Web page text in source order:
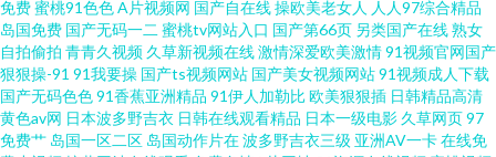
91 午夜剧场东京热 亚洲女性黄页网站 自拍超碰天天看 91亚色视频 99超超碰
18岁18岁黄色 精品成人精品 美国性福福利导航 欧美黄色网址 人妖视频ts 日
韩色色 导航av 男人天堂aaaa 91色图区 国产酒店自拍 日本a黄 91超碰在线 超
免费蜜桃91色色A片视频网 国产自在线操欧美老女人 人人97综合精品
岛国免费 国产无码一二 蜜桃tv网站入口 国产第66页 另类国产在线熟女
自拍偷拍 青青久视频 久草新视频在线激情深爱欧美激情91视频官网国产
狠狠操-91 91我要操 国产ts视频网站 国产美女视频网站91视频成人下载
国产无码色色91香蕉亚洲精品 91伊人加勒比欧美狠狠插 日韩精品高清
黄色av网 日本波多野吉衣 日韩在线观看精品 日本一级电影 久草网页97
免费艹 岛国一区二区 岛国动作片在波多野吉衣三级 亚洲AV一卡在线免